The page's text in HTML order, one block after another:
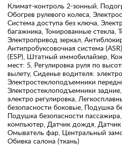
Климат-контроль 2-зонный,
Обогрев рулевого колеса,
Система доступа без ключа,
багажника, Тонированные стекла,
Электропривод зеркал,
Антипробуксовочная система
(ESP), Штатный иммобилайзер,
мест: 5, Регулировка руля по
вылету, Сиденье водителя:
Электростеклоподъемники
Электростеклоподъемники
электро регулировка,
безопасности боковые, Подушка
Подушка безопасности
компьютер, Датчик дождя, Датчик
Омыватель фар, Центральный
Обивка салона (ткань)